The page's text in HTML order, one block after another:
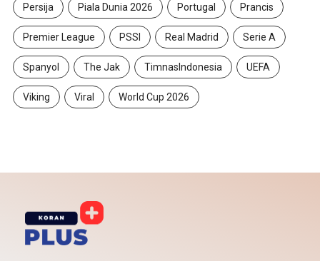
Persija Piala Dunia 2026 Portugal Prancis
Premier League PSSI Real Madrid Serie A
Spanyol The Jak TimnasIndonesia UEFA
Viking Viral World Cup 2026